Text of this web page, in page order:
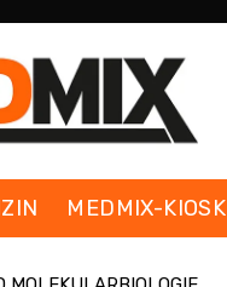
MEDMIX-KIOSK